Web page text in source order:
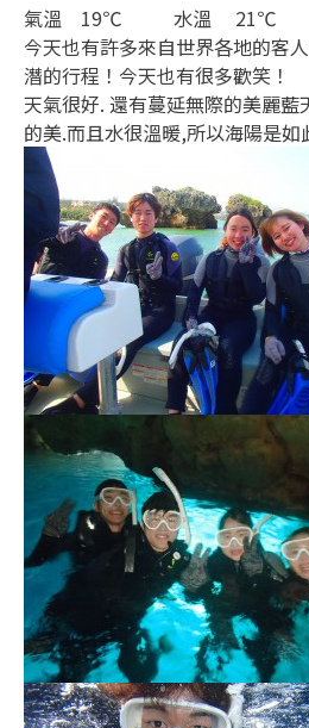
氣溫 19℃ 水溫 21℃
今天也有許多來自世界各地的客
潛的行程！今天也有很多歡笑！
天氣很好. 還有蔓延無際的美麗藍
的美.而且水很溫暖,所以海陽是如